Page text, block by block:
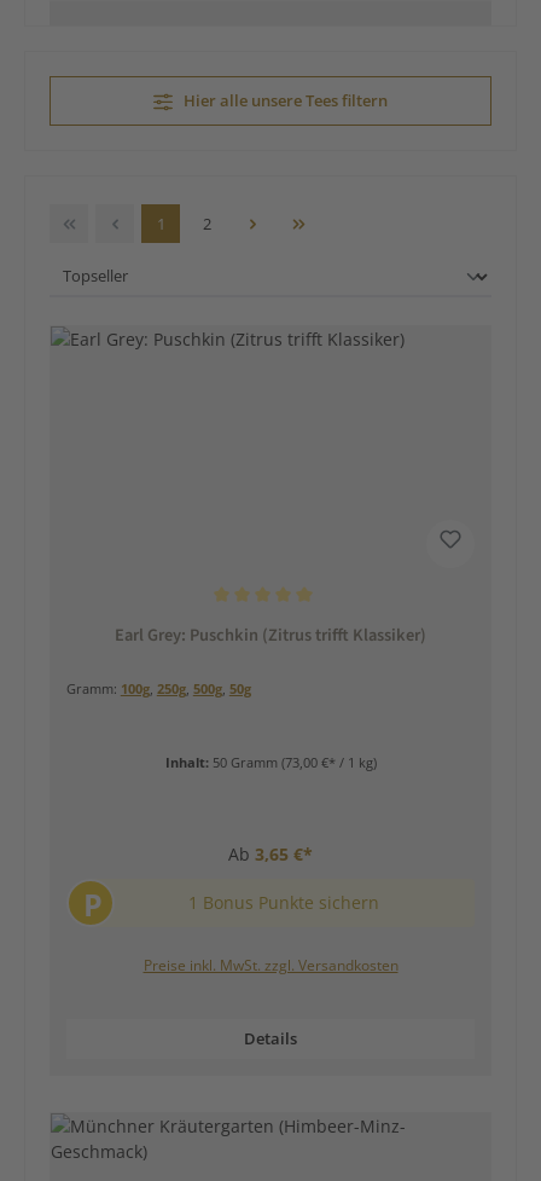
Hier alle unsere Tees filtern
Seite
1 Seite
2
Earl Grey: Puschkin (Zitrus trifft Klassiker)
Gramm: 100g, 250g, 500g, 50g
Inhalt: 50 Gramm (73,00 €* / 1 kg)
Ab 3,65 €*
P 1 Bonus Punkte sichern
Preise inkl. MwSt. zzgl. Versandkosten
Details